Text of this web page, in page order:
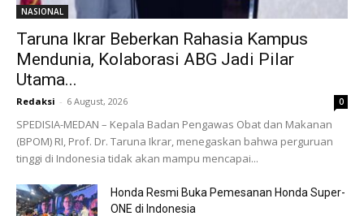
NASIONAL
Taruna Ikrar Beberkan Rahasia Kampus
Mendunia, Kolaborasi ABG Jadi Pilar
Utama...
Redaksi - 6 August, 2026 0
SPEDISIA-MEDAN – Kepala Badan Pengawas Obat dan Makanan
(BPOM) RI, Prof. Dr. Taruna Ikrar, menegaskan bahwa perguruan
tinggi di Indonesia tidak akan mampu mencapai...
Honda Resmi Buka Pemesanan Honda Super-
ONE di Indonesia